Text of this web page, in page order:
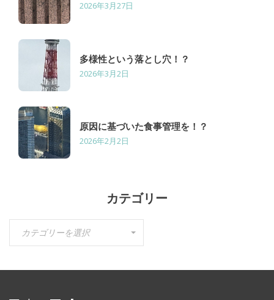
2026年3月27日
多様性という落とし穴！？
2026年3月2日
原因に基づいた食事管理を！？
2026年2月2日
カテゴリー
リ
カテゴリーを選択